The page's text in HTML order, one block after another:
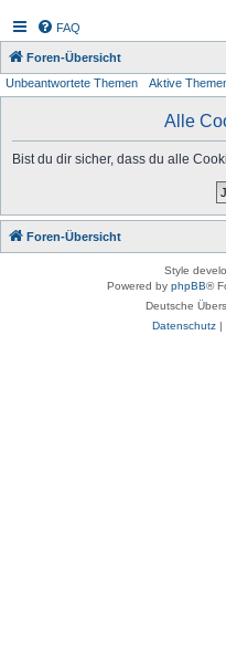
FAQ
Foren-Übersicht
Unbeantwortete Themen Aktive
Alle
Bist du dir sicher, dass du alle
Foren-Übersicht
Style
Powered by phpBB®
Deutsche
Datenschutz|